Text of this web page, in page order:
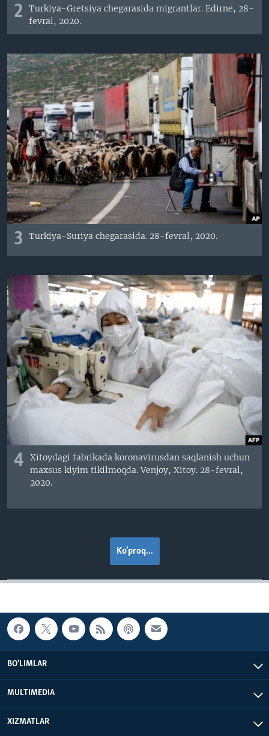
2
Turkiya-Gretsiya chegarasida migrantlar. Edirne, 28-
fevral, 2020.
3 Turkiya-Suriya chegarasida. 28-fevral, 2020.
4
Xitoydagi fabrikada koronavirusdan saqlanish uchun
maxsus kiyim tikilmoqda. Venjoy, Xitoy. 28-fevral,
2020.
Ko'proq...
BO'LIMLAR
MULTIMEDIA
XIZMATLAR